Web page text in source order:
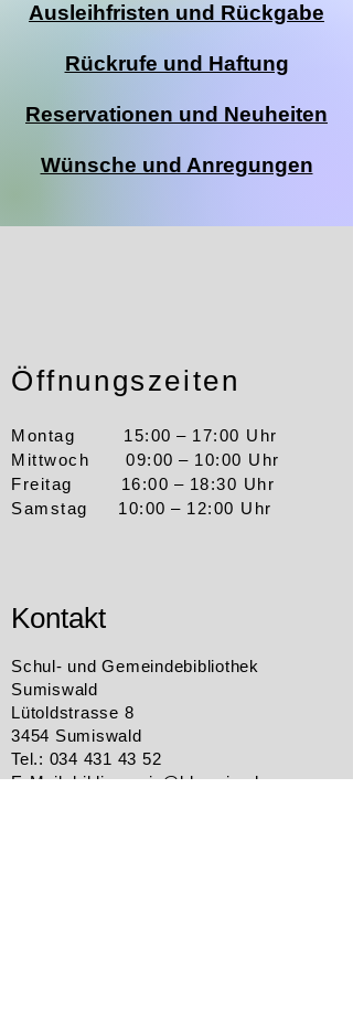
Ausleihfristen und Rückgabe
Rückrufe und Haftung
Reservationen und Neuheiten
Wünsche und Anregungen
Öffnungszeiten
Montag 15:00 – 17:00 Uhr
Mittwoch 09:00 – 10:00 Uhr
Freitag 16:00 – 18:30 Uhr
Samstag 10:00 – 12:00 Uhr
Kontakt
Schul- und Gemeindebibliothek
Sumiswald
Lütoldstrasse 8
3454 Sumiswald
Tel.: 034 431 43 52
E-Mail:bibliosumis@bluewin.ch